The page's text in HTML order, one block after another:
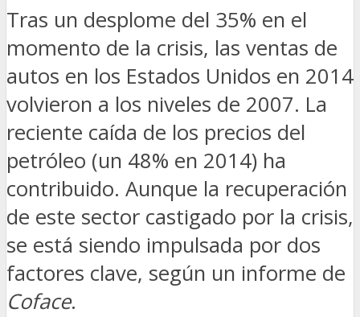
Tras un desplome del 35% en el
momento de la crisis, las ventas de
autos en los Estados Unidos en 2014
volvieron a los niveles de 2007. La
reciente caída de los precios del
petróleo (un 48% en 2014) ha
contribuido. Aunque la recuperación
de este sector castigado por la crisis,
se está siendo impulsada por dos
factores clave, según un informe de
Coface.